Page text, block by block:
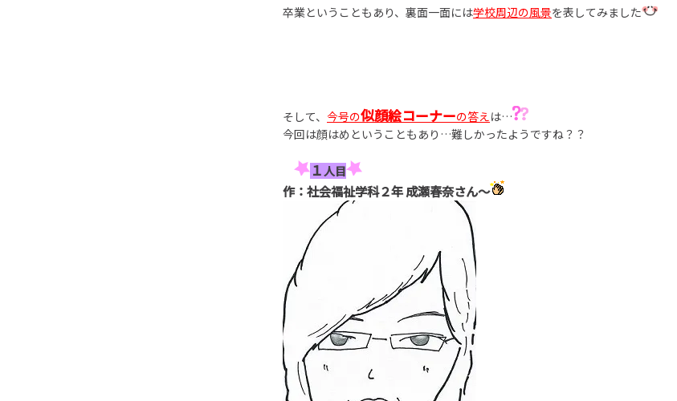
卒業ということもあり、裏面一面には学校周辺の風景を表してみました
そして、 今号の似顔絵コーナーの答えは…
今回は顔はめということもあり…難しかったようですね？？
１人目
作：社会福祉学科２年 成瀬春奈さん～